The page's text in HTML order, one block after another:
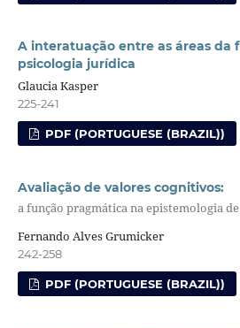
A interatuação entre as áreas da
psicologia jurídica
Glaucia Kasper
225-241
PDF (PORTUGUESE (BRAZIL))
Avaliação de valores cognitivos:
a função pragmática na epistemologia
Fernando Alves Grumicker
242-258
PDF (PORTUGUESE (BRAZIL))